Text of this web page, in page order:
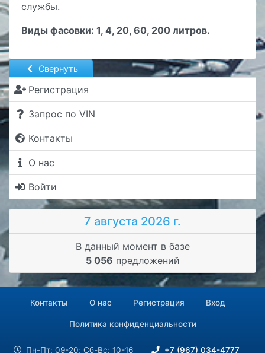
Свернуть
Регистрация
Запрос по VIN
Контакты
О нас
Войти
7 августа 2026 г.
В данный момент в базе
5 056 предложений
службы.
Виды фасовки: 1, 4, 20, 60, 200 литров.
Контакты О нас Регистрация Вход
Политика конфиденциальности
Пн-Пт: 09-20; Сб-Вс: 10-16 +7 (967) 034-4777